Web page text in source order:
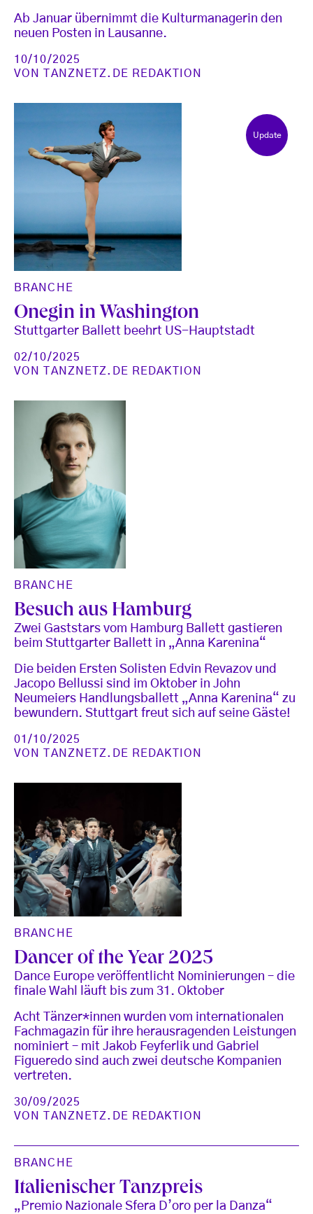
Ab Januar übernimmt die Kulturmanagerin den
neuen Posten in Lausanne.
10/10/2025
VON
TANZNETZ.DE REDAKTION
Update
BRANCHE
Onegin in Washington
Stuttgarter Ballett beehrt US-Hauptstadt
02/10/2025
VON
TANZNETZ.DE REDAKTION
BRANCHE
Besuch aus Hamburg
Zwei Gaststars vom Hamburg Ballett gastieren
beim Stuttgarter Ballett in „Anna Karenina“
Die beiden Ersten Solisten Edvin Revazov und
Jacopo Bellussi sind im Oktober in John
Neumeiers Handlungsballett „Anna Karenina“ zu
bewundern. Stuttgart freut sich auf seine Gäste!
01/10/2025
VON
TANZNETZ.DE REDAKTION
BRANCHE
Dancer of the Year 2025
Dance Europe veröffentlicht Nominierungen – die
finale Wahl läuft bis zum 31. Oktober
Acht Tänzer*innen wurden vom internationalen
Fachmagazin für ihre herausragenden Leistungen
nominiert – mit Jakob Feyferlik und Gabriel
Figueredo sind auch zwei deutsche Kompanien
vertreten.
30/09/2025
VON
TANZNETZ.DE REDAKTION
BRANCHE
Italienischer Tanzpreis
„Premio Nazionale Sfera D’oro per la Danza“